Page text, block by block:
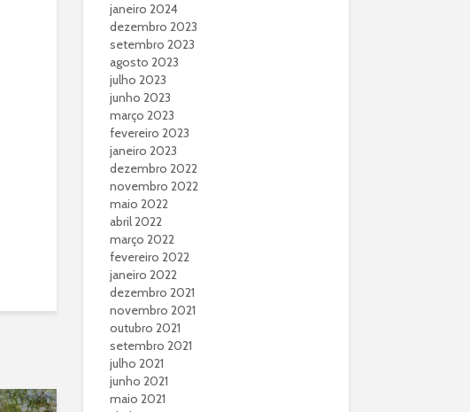
janeiro 2024
dezembro 2023
setembro 2023
agosto 2023
julho 2023
junho 2023
março 2023
fevereiro 2023
janeiro 2023
dezembro 2022
novembro 2022
maio 2022
abril 2022
março 2022
fevereiro 2022
janeiro 2022
dezembro 2021
novembro 2021
outubro 2021
setembro 2021
julho 2021
junho 2021
maio 2021